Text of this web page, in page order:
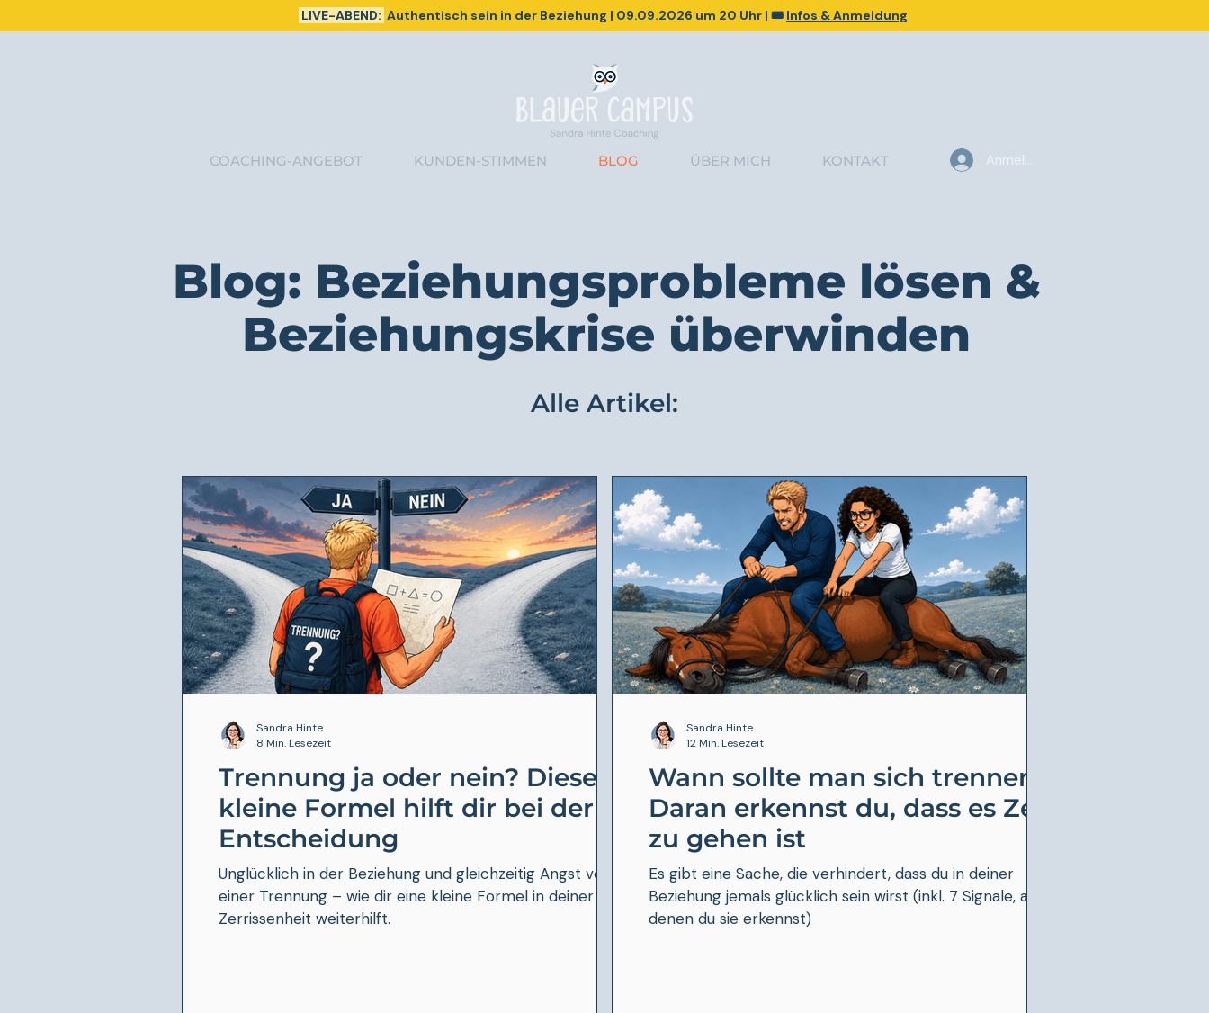
LIVE-ABEND: Authentisch sein in der Beziehung | 09.09.2026 um 20 Uhr | 🎟️ Infos & Anmeldung
COACHING-ANGEBOT KUNDEN-STIMMEN BLOG ÜBER MICH KONTAKT Anmelden
Blog: Beziehungsprobleme lösen &
Beziehungskrise überwinden
Alle Artikel:
Trennung ja oder nein? Diese
kleine Formel hilft dir bei der
Entscheidung
Unglücklich in der Beziehung und gleichzeitig Angst vor
einer Trennung – wie dir eine kleine Formel in deiner
Zerrissenheit weiterhilft.
Sandra Hinte
8 Min. Lesezeit
Wann sollte man sich trennen?
Daran erkennst du, dass es Zeit
zu gehen ist
Es gibt eine Sache, die verhindert, dass du in deiner
Beziehung jemals glücklich sein wirst (inkl. 7 Signale, an
denen du sie erkennst)
Sandra Hinte
12 Min. Lesezeit